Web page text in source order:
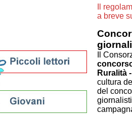
Il
a breve
Il
Ruralità
cultura
del